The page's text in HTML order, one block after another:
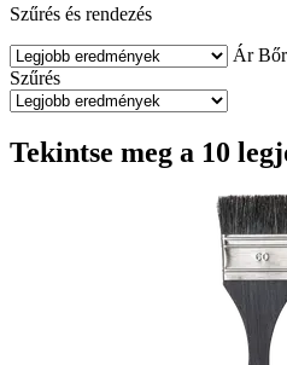
Szűrés és rendezés
Ár
Szűrés
Tekintse meg a 10